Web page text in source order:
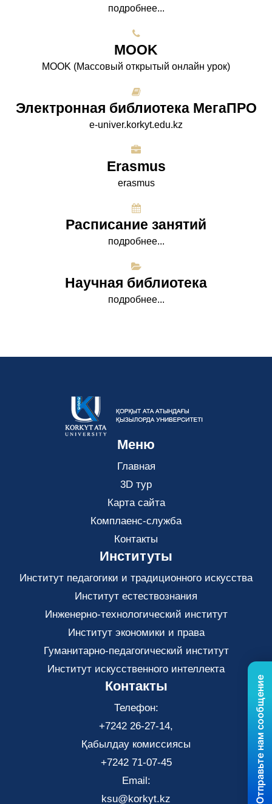
подробнее...
МООK
МООK (Массовый открытый онлайн урок)
Электронная библиотека МегаПРО
e-univer.korkyt.edu.kz
Erasmus
erasmus
Расписание занятий
подробнее...
Научная библиотека
подробнее...
Меню
Главная
3D тур
Карта сайта
Комплаенс-служба
Контакты
Институты
Институт педагогики и традиционного искусства
Институт естествознания
Инженерно-технологический институт
Институт экономики и права
Гуманитарно-педагогический институт
Институт искусственного интеллекта
Контакты
Телефон:
+7242 26-27-14,
Қабылдау комиссиясы
+7242 71-07-45
Email:
ksu@korkyt.kz
Отправьте нам сообщение